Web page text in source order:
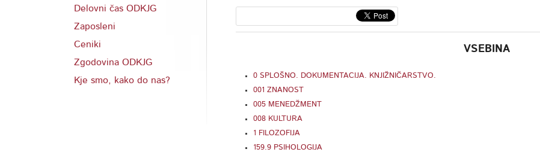
Delovni čas ODKJG
Zaposleni
Ceniki
Zgodovina ODKJG
Kje smo, kako do nas?
VSEBINA
0 SPLOŠNO. DOKUMENTACIJA. KNJIŽNIČARSTVO.
001 ZNANOST
005 MENEDŽMENT
008 KULTURA
1 FILOZOFIJA
159.9 PSIHOLOGIJA